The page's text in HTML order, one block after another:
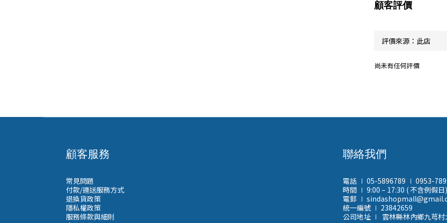
顧客評價
尚未有任何評價
顧客服務
常見問題
付款/運送服務方式
退換貨政策
隱私權政策
服務條款與細則
聯絡我們
電話 ∣ 05-5896789 ∣ 0953-
時間 ∣ 9:00 – 17:30 ( 不含例假日)
電郵 ∣
統一編號 ∣ 23842659
公司地址 ∣ 雲林縣林內鄉九芎村